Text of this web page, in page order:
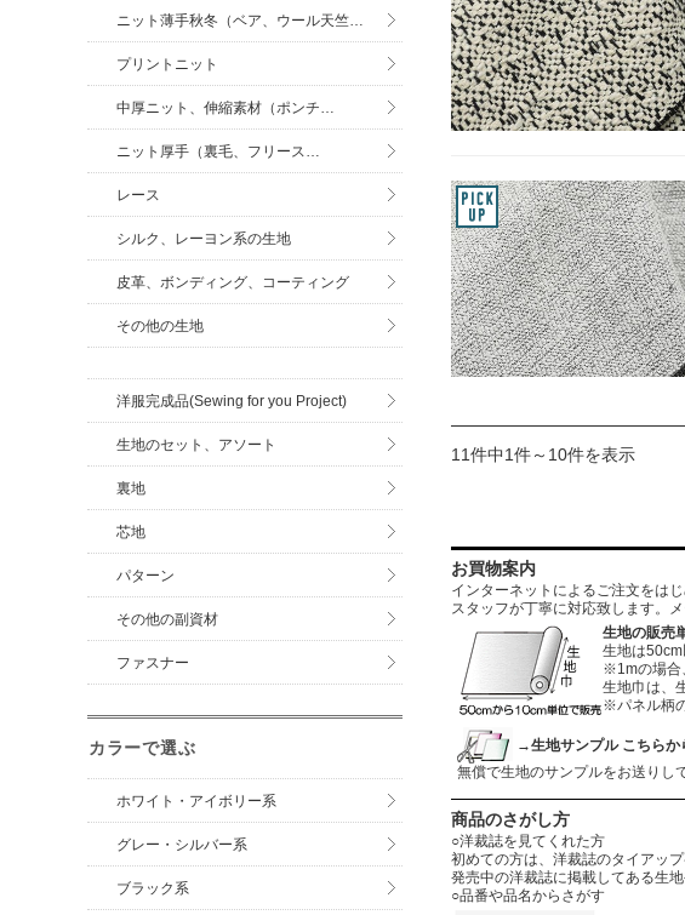
11件中1件～10件を表示
お買物案内
インターネットによるご注文をは
スタッフが丁寧に対応致します。
生地の販売
生地は50cm
※1mの場合
生地巾は、
※パネル柄
→生地サンプル こちらか
無償で生地のサンプルをお送りし
商品のさがし方
○洋裁誌を見てくれた方
初めての方は、洋裁誌のタイアッ
発売中の洋裁誌に掲載してある生
○品番や品名からさがす
ニット薄手秋冬（ベア、ウール天竺…
プリントニット
中厚ニット、伸縮素材（ポンチ…
ニット厚手（裏毛、フリース…
レース
シルク、レーヨン系の生地
皮革、ボンディング、コーティング
その他の生地
洋服完成品(Sewing for you Project)
生地のセット、アソート
裏地
芯地
パターン
その他の副資材
ファスナー
カラーで選ぶ
ホワイト・アイボリー系
グレー・シルバー系
ブラック系